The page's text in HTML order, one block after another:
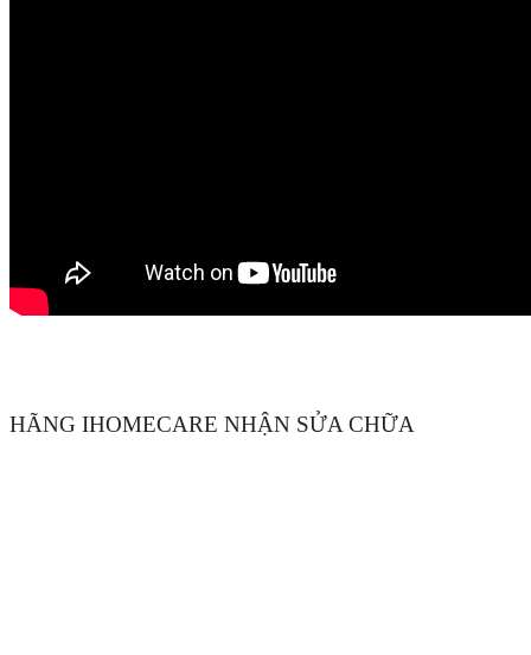
HÃNG IHOMECARE NHẬN SỬA CHỮA